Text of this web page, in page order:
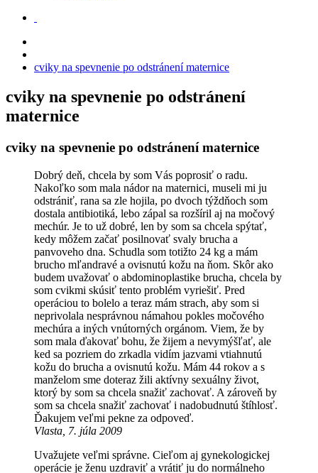
cviky na spevnenie po odstránení maternice
cviky na spevnenie po odstránení
maternice
cviky na spevnenie po odstránení maternice
Dobrý deň, chcela by som Vás poprosiť o radu.
Nakoľko som mala nádor na maternici, museli mi ju
odstrániť, rana sa zle hojila, po dvoch týždňoch som
dostala antibiotiká, lebo zápal sa rozšíril aj na močový
mechúr. Je to už dobré, len by som sa chcela spýtať,
kedy môžem začať posilnovať svaly brucha a
panvoveho dna. Schudla som totižto 24 kg a mám
brucho mľandravé a ovisnutú kožu na ňom. Skôr ako
budem uvažovať o abdominoplastike brucha, chcela by
som cvikmi skúsiť tento problém vyriešiť. Pred
operáciou to bolelo a teraz mám strach, aby som si
neprivolala nesprávnou námahou pokles močového
mechúra a iných vnútorných orgánom. Viem, že by
som mala ďakovať bohu, že žijem a nevymýšľať, ale
ked sa pozriem do zrkadla vidím jazvami vtiahnutú
kožu do brucha a ovisnutú kožu. Mám 44 rokov a s
manželom sme doteraz žili aktívny sexuálny život,
ktorý by som sa chcela snažiť zachovať. A zároveň by
som sa chcela snažiť zachovať i nadobudnutú štíhlosť.
Ďakujem veľmi pekne za odpoveď.
Vlasta, 7. júla 2009
Uvažujete veľmi správne. Cieľom aj gynekologickej
operácie je ženu uzdraviť a vrátiť ju do normálneho